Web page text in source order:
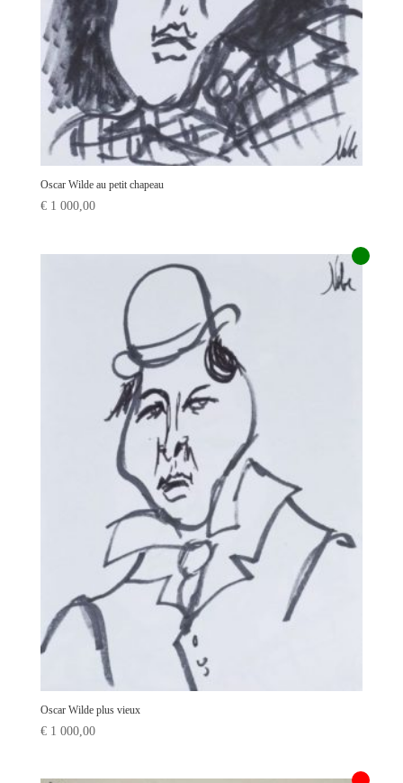
Oscar Wilde au petit chapeau
€1 000,00
Oscar Wilde plus vieux
€1 000,00